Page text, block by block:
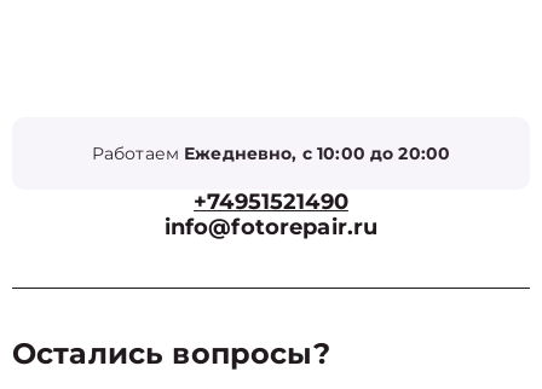
Работаем Ежедневно, с 10:00 до 20:00
+74951521490
info@fotorepair.ru
Остались вопросы?